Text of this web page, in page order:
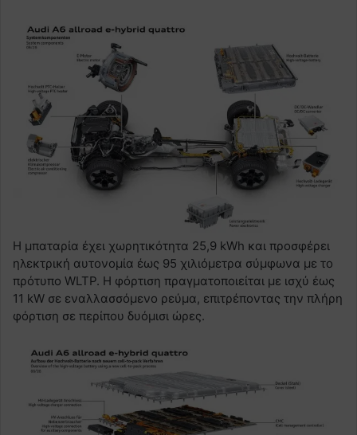
Η μπαταρία έχει χωρητικότητα 25,9 kWh και προσφέρει
ηλεκτρική αυτονομία έως 95 χιλιόμετρα σύμφωνα με το
πρότυπο WLTP. Η φόρτιση πραγματοποιείται με ισχύ έως
11 kW σε εναλλασσόμενο ρεύμα, επιτρέποντας την πλήρη
φόρτιση σε περίπου δυόμισι ώρες.